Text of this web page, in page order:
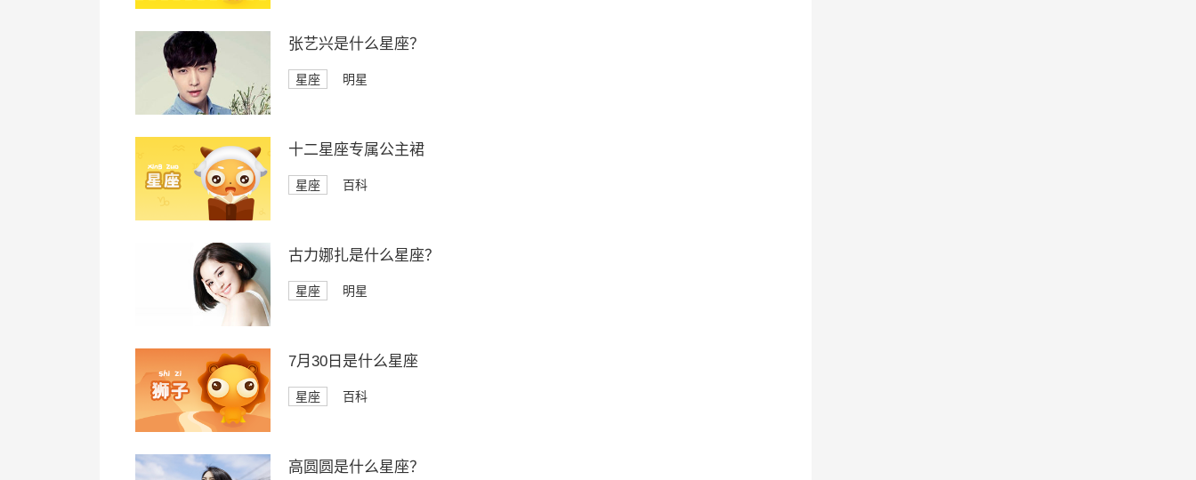
张艺兴是什么星座？
星座 明星
十二星座专属公主裙
星座 百科
古力娜扎是什么星座？
星座 明星
7月30日是什么星座
星座 百科
高圆圆是什么星座？